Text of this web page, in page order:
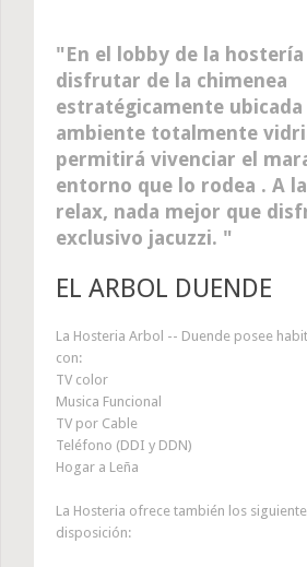
En el lobby de la
disfrutar de la chimenea
estratégicamente ubicada
ambiente totalmente
permitirá vivenciar el
entorno que lo rodea . A
relax, nada mejor que
exclusivo jacuzzi.
EL ARBOL DUENDE
La Hosteria Arbol -- Duende posee
con:
TV color
Musica Funcional
TV por Cable
Teléfono (DDI y DDN)
Hogar a Leña
La Hosteria ofrece también los
disposición: